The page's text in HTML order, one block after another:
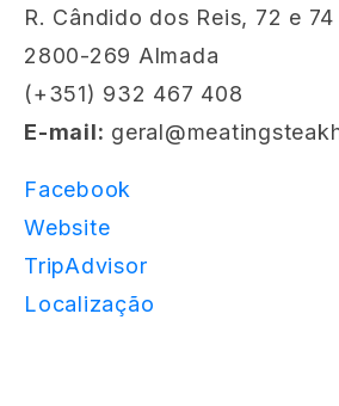
R. Cândido dos Reis, 72 e 74
2800-269 Almada
(+351) 932 467 408
E-mail:
Facebook
Website
TripAdvisor
Localização